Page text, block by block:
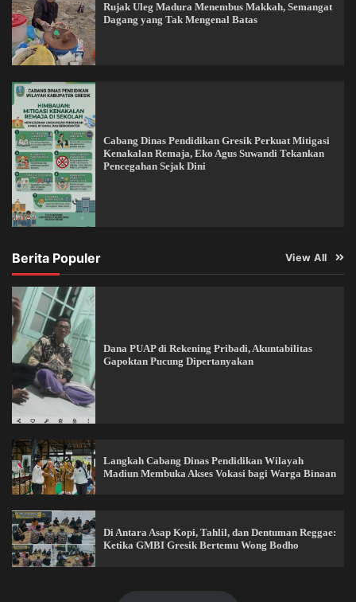
Rujak Uleg Madura Menembus Makkah, Semangat
Dagang yang Tak Mengenal Batas
Cabang Dinas Pendidikan Gresik Perkuat Mitigasi
Kenakalan Remaja, Eko Agus Suwandi Tekankan
Pencegahan Sejak Dini
Berita Populer View All
Dana PUAP di Rekening Pribadi, Akuntabilitas
Gapoktan Pucung Dipertanyakan
Langkah Cabang Dinas Pendidikan Wilayah
Madiun Membuka Akses Vokasi bagi Warga Binaan
Di Antara Asap Kopi, Tahlil, dan Dentuman Reggae:
Ketika GMBI Gresik Bertemu Wong Bodho